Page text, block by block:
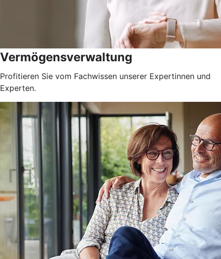
Vermögensverwaltung
Profitieren Sie vom Fachwissen unserer Expertinnen und
Experten.